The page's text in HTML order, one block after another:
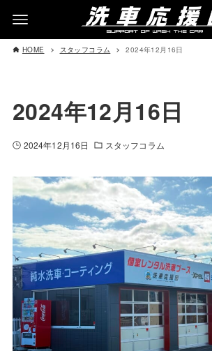
HOME スタッフコラム 2024年12月16日
2024年12月16日
2024年12月16日 スタッフコラム